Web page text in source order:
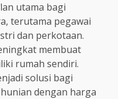
utama bagi
terutama pegawai
dan perkotaan.
membuat
rumah sendiri.
solusi bagi
dengan harga